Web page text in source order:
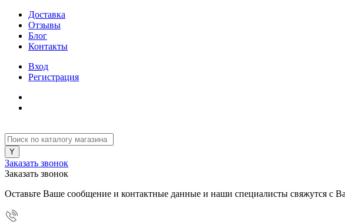
Доставка
Отзывы
Блог
Контакты
Вход
Регистрация
Заказать звонок
Заказать звонок
Оставьте Ваше сообщение и контактные данные и наши специалисты свяжутся с